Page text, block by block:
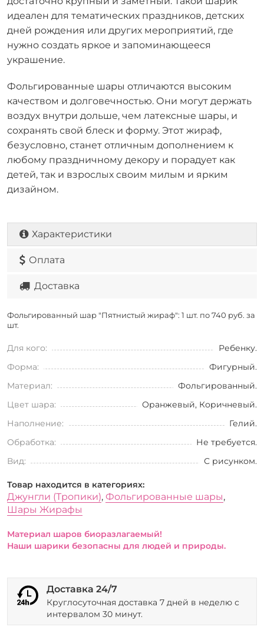
идеален для тематических праздников, детских
дней рождения или других мероприятий, где
нужно создать яркое и запоминающееся
украшение.
Фольгированные шары отличаются высоким
качеством и долговечностью. Они могут держать
воздух внутри дольше, чем латексные шары, и
сохранять свой блеск и форму. Этот жираф,
безусловно, станет отличным дополнением к
любому праздничному декору и порадует как
детей, так и взрослых своим милым и ярким
дизайном.
Характеристики
Оплата
Доставка
Фольгированный шар "Пятнистый жираф": 1 шт. по 740 руб. за
шт.
Для кого:
Ребенку.
Форма:
Фигурный.
Материал:
Фольгированный.
Цвет шара:
Оранжевый, Коричневый.
Наполнение:
Гелий.
Обработка:
Не требуется.
Вид:
С рисунком.
Товар находится в категориях:
Джунгли (Тропики), Фольгированные шары,
Шары Жирафы
Материал шаров биоразлагаемый!
Наши шарики безопасны для людей и природы.
Доставка 24/7
Круглосуточная доставка 7 дней в неделю с
интервалом 30 минут.